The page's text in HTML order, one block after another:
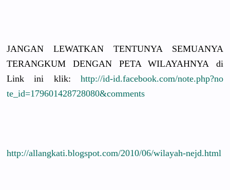
JANGAN LEWATKAN TENTUNYA SEMUANYA
TERANGKUM DENGAN PETA WILAYAHNYA di
Link ini klik: http://id-id.facebook.com/note.php?no
te_id=179601428728080&comments
http://allangkati.blogspot.com/2010/06/wilayah-nejd.html